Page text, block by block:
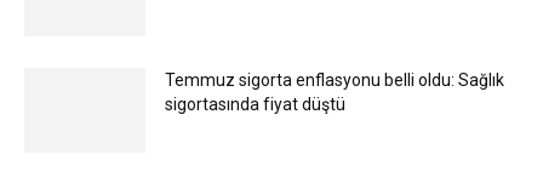
Temmuz sigorta enflasyonu belli oldu: Sağlık
sigortasında fiyat düştü